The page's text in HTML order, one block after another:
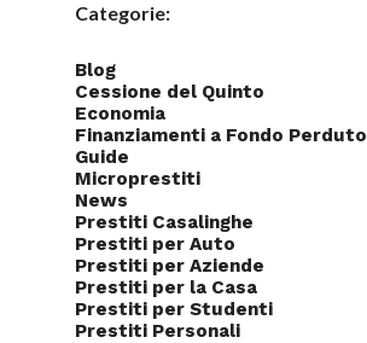
Categorie:
Blog
Cessione del Quinto
Economia
Finanziamenti a Fondo Perduto
Guide
Microprestiti
News
Prestiti Casalinghe
Prestiti per Auto
Prestiti per Aziende
Prestiti per la Casa
Prestiti per Studenti
Prestiti Personali